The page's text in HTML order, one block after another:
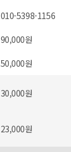
010-5398-1156
90,000원
50,000원
30,000원
23,000원